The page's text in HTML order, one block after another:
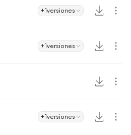
+1versiones
+1versiones
+1versiones